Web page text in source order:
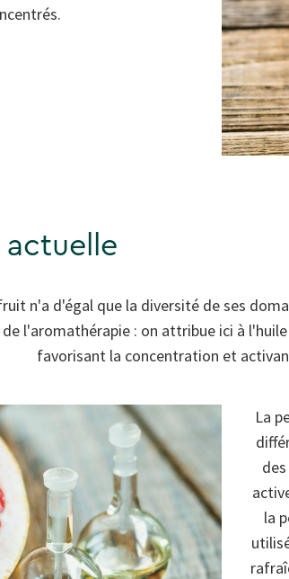
n'a d'égal que la diversité de ses
l'aromathérapie : on attribue ici à
favorisant la concentration et
La
la